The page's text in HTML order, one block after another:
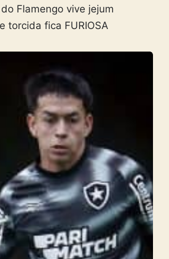
Flamengo vive jejum
torcida fica FURIOSA